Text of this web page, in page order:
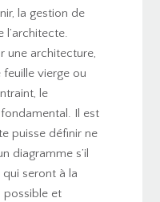
la gestion de
l’architecte.
une architecture,
feuille vierge ou
le
Il est
puisse définir ne
diagramme s’il
seront à la
possible et